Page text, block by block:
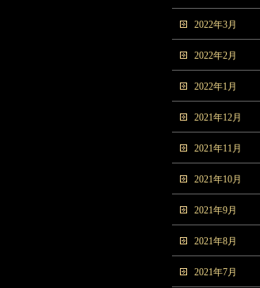
2022年3月
2022年2月
2022年1月
2021年12月
2021年11月
2021年10月
2021年9月
2021年8月
2021年7月